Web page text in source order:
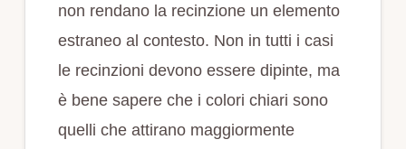
non rendano la recinzione un elemento
estraneo al contesto. Non in tutti i casi
le recinzioni devono essere dipinte, ma
è bene sapere che i colori chiari sono
quelli che attirano maggiormente